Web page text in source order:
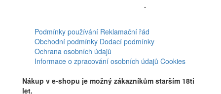
.
Podmínky používání Reklamační řád
Obchodní podmínky Dodací podmínky
Ochrana osobních údajů
Informace o zpracování osobních údajů Cookies
Nákup v e-shopu je možný zákazníkům starším 18ti
let.